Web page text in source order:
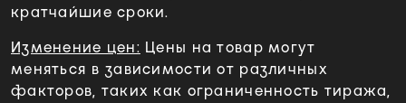
кратчайшие сроки.
Изменение цен: Цены на товар могут
меняться в зависимости от различных
факторов, таких как ограниченность тиража,